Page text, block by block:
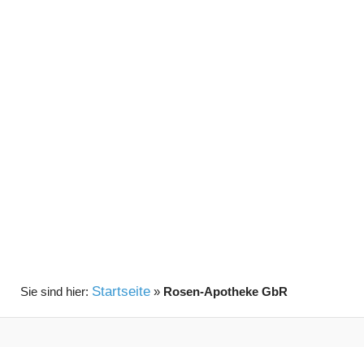
Startseite» Rosen-Apotheke GbR